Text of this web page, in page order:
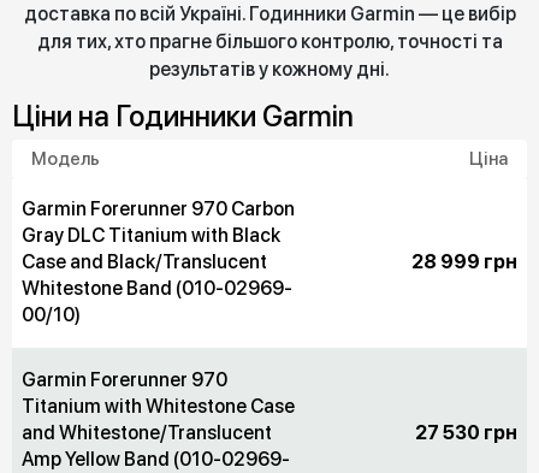
доставка по всій Україні. Годинники Garmin — це вибір
для тих, хто прагне більшого контролю, точності та
результатів у кожному дні.
Цiни на Годинники Garmin
Модель Ціна
Garmin Forerunner 970 Carbon
Gray DLC Titanium with Black
Case and Black/Translucent
Whitestone Band (010-02969-
00/10)
28 999 грн
Garmin Forerunner 970
Titanium with Whitestone Case
and Whitestone/Translucent
Amp Yellow Band (010-02969-
27 530 грн